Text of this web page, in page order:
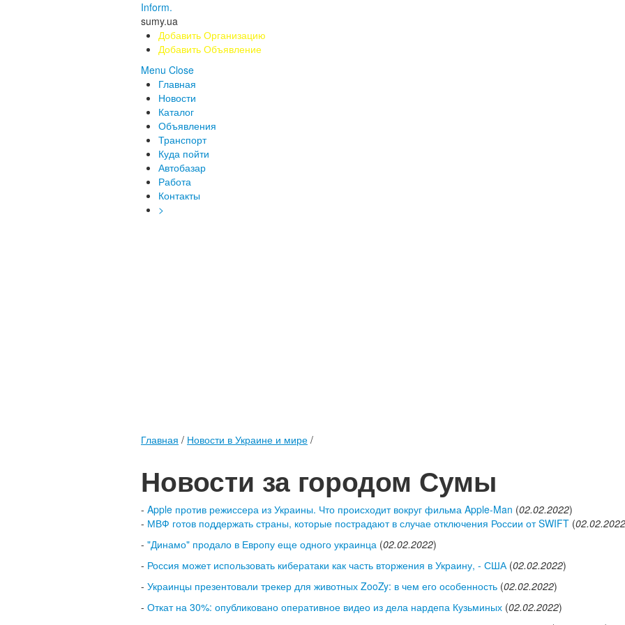
Inform.
sumy.ua
Добавить Организацию
Добавить Объявление
Menu Close
Главная
Новости
Каталог
Объявления
Транспорт
Куда пойти
Автобазар
Работа
Контакты
>
Главная / Новости в Украине и мире /
Новости за городом Сумы
- Apple против режиссера из Украины. Что происходит вокруг фильма Apple-Man (02.02.2022)
- МВФ готов поддержать страны, которые пострадают в случае отключения России от SWIFT (02.02.2022
- "Динамо" продало в Европу еще одного украинца (02.02.2022)
- Россия может использовать кибератаки как часть вторжения в Украину, - США(02.02.2022)
- Украинцы презентовали трекер для животных ZooZy: в чем его особенность (02.02.2022)
- Откат на 30%: опубликовано оперативное видео из дела нардепа Кузьминых (02.02.2022)